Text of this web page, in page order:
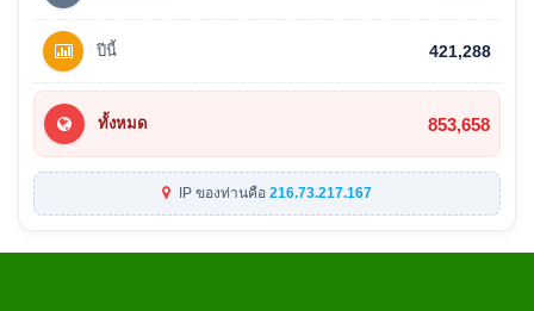
ปีนี้ 421,288
ทั้งหมด 853,658
IP ของท่านคือ 216.73.217.167